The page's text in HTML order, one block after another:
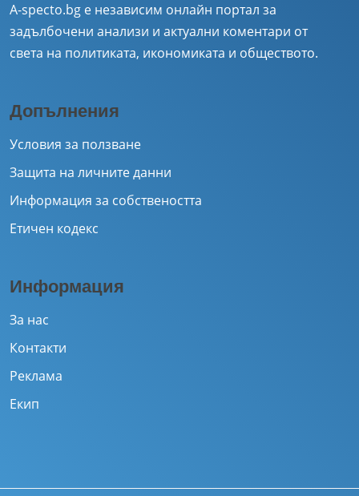
A-specto.bg е независим онлайн портал за
задълбочени анализи и актуални коментари от
света на политиката, икономиката и обществото.
Допълнения
Условия за ползване
Защита на личните данни
Информация за собствеността
Етичен кодекс
Информация
За нас
Контакти
Реклама
Екип